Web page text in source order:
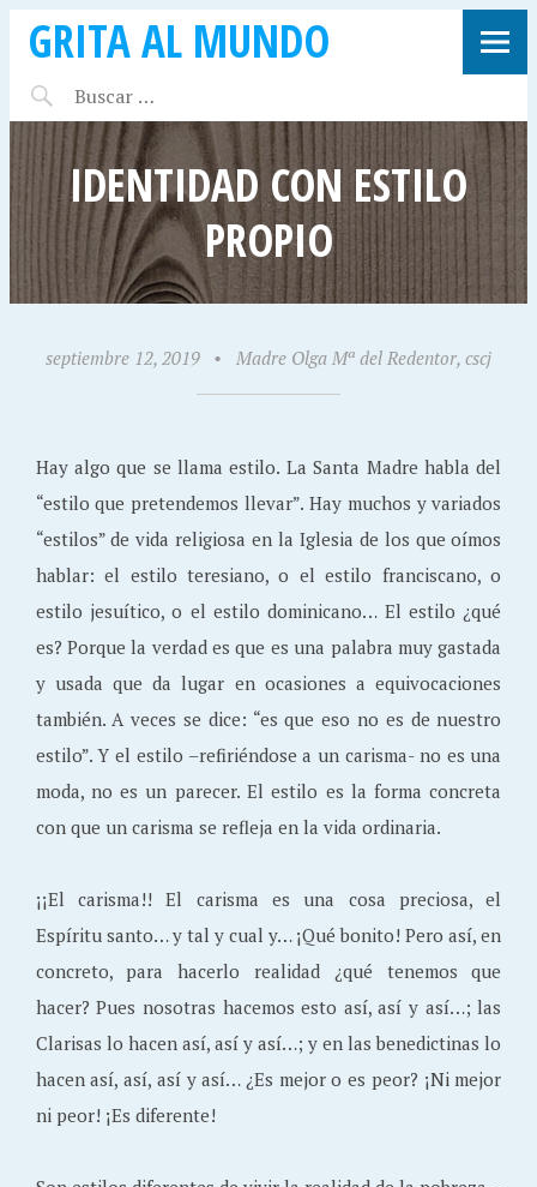
GRITA AL MUNDO
IDENTIDAD CON ESTILO
PROPIO
septiembre 12, 2019 • Madre Olga Mª del Redentor, cscj
Hay algo que se llama estilo. La Santa Madre habla del
“estilo que pretendemos llevar”. Hay muchos y variados
“estilos” de vida religiosa en la Iglesia de los que oímos
hablar: el estilo teresiano, o el estilo franciscano, o
estilo jesuítico, o el estilo dominicano… El estilo ¿qué
es? Porque la verdad es que es una palabra muy gastada
y usada que da lugar en ocasiones a equivocaciones
también. A veces se dice: “es que eso no es de nuestro
estilo”. Y el estilo –refiriéndose a un carisma- no es una
moda, no es un parecer. El estilo es la forma concreta
con que un carisma se refleja en la vida ordinaria.
¡¡El carisma!! El carisma es una cosa preciosa, el
Espíritu santo… y tal y cual y… ¡Qué bonito! Pero así, en
concreto, para hacerlo realidad ¿qué tenemos que
hacer? Pues nosotras hacemos esto así, así y así…; las
Clarisas lo hacen así, así y así…; y en las benedictinas lo
hacen así, así, así y así… ¿Es mejor o es peor? ¡Ni mejor
ni peor! ¡Es diferente!